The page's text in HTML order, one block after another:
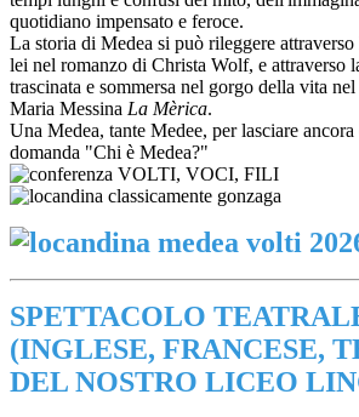
quotidiano impensato e feroce.
La storia di Medea si può rileggere attraverso
lei nel romanzo di Christa Wolf, e attraverso
trascinata e sommersa nel gorgo della vita
Maria Messina La Mèrica.
Una Medea, tante Medee, per lasciare ancora
domanda "Chi è Medea?"
SPETTACOLO
(INGLESE, FRANCESE,
DEL NOSTRO LICEO